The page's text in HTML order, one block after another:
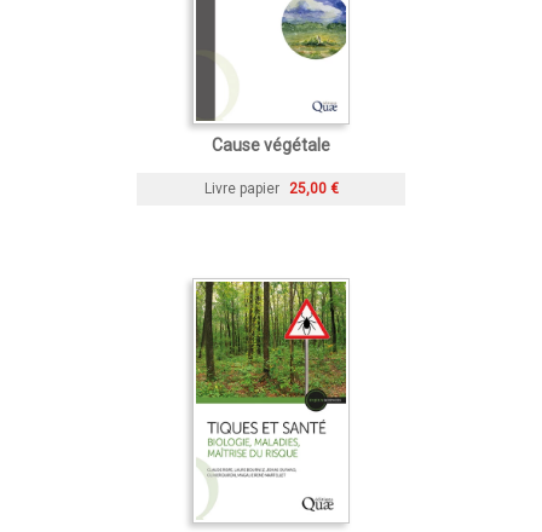
Cause végétale
Livre papier 25,00 €